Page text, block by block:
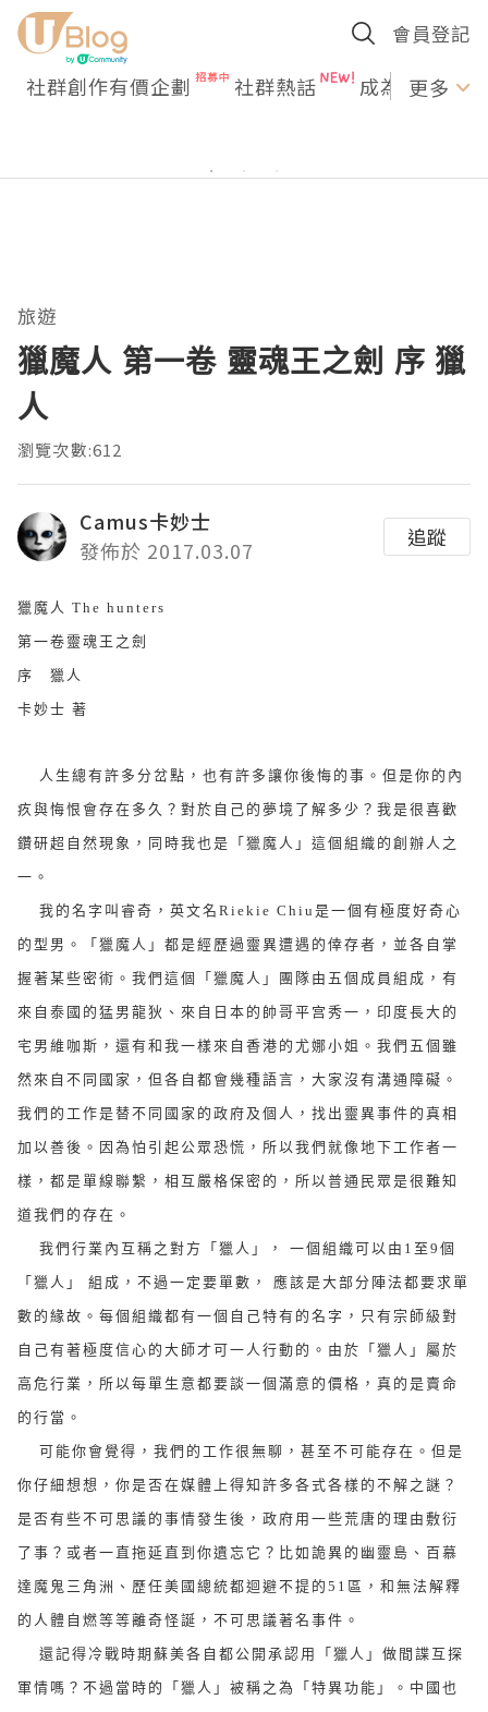
會員登記
社群創作有價企劃 社群熱話 成為U更多
旅遊
獵魔人 第一卷 靈魂王之劍 序 獵
人
瀏覽次數:612
Camus卡妙士
發佈於 2017.03.07
追蹤
獵魔人 The hunters
第一卷靈魂王之劍
序 獵人
卡妙士 著
人生總有許多分岔點，也有許多讓你後悔的事。但是你的內
疚與悔恨會存在多久？對於自己的夢境了解多少？我是很喜歡
鑽研超自然現象，同時我也是「獵魔人」這個組織的創辦人之
一。
我的名字叫睿奇，英文名Riekie Chiu是一個有極度好奇心
的型男。「獵魔人」都是經歷過靈異遭遇的倖存者，並各自掌
握著某些密術。我們這個「獵魔人」團隊由五個成員組成，有
來自泰國的猛男龍狄、來自日本的帥哥平宫秀一，印度長大的
宅男維咖斯，還有和我一樣來自香港的尤娜小姐。我們五個雖
然來自不同國家，但各自都會幾種語言，大家沒有溝通障礙。
我們的工作是替不同國家的政府及個人，找出靈異事件的真相
加以善後。因為怕引起公眾恐慌，所以我們就像地下工作者一
樣，都是單線聯繫，相互嚴格保密的，所以普通民眾是很難知
道我們的存在。
我們行業內互稱之對方「獵人」， 一個組織可以由1至9個
「獵人」 組成，不過一定要單數， 應該是大部分陣法都要求單
數的緣故。每個組織都有一個自己特有的名字，只有宗師級對
自己有著極度信心的大師才可一人行動的。由於「獵人」屬於
高危行業，所以每單生意都要談一個滿意的價格，真的是賣命
的行當。
可能你會覺得，我們的工作很無聊，甚至不可能存在。但是
你仔細想想，你是否在媒體上得知許多各式各樣的不解之謎？
是否有些不可思議的事情發生後，政府用一些荒唐的理由敷衍
了事？或者一直拖延直到你遺忘它？比如詭異的幽靈島、百慕
達魔鬼三角洲、歷任美國總統都迴避不提的51區，和無法解釋
的人體自燃等等離奇怪誕，不可思議著名事件。
還記得冷戰時期蘇美各自都公開承認用「獵人」做間諜互探
軍情嗎？不過當時的「獵人」被稱之為「特異功能」。中國也